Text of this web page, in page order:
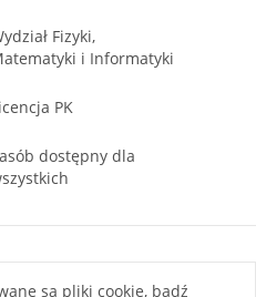
Fizyki,
i Informatyki
PK
dostępny dla
under a Creative Commons
są pliki cookie, bądź